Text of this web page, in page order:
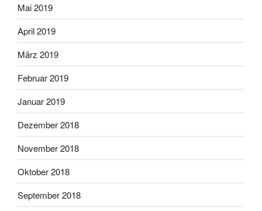
Mai 2019
April 2019
März 2019
Februar 2019
Januar 2019
Dezember 2018
November 2018
Oktober 2018
September 2018